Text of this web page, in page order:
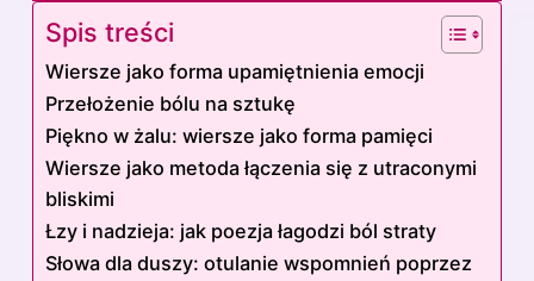
Spis treści
Wiersze jako forma upamiętnienia emocji
Przełożenie bólu na sztukę
Piękno w żalu: wiersze jako forma pamięci
Wiersze jako metoda łączenia się z utraconymi
bliskimi
Łzy i nadzieja: jak poezja łagodzi ból straty
Słowa dla duszy: otulanie wspomnień poprzez